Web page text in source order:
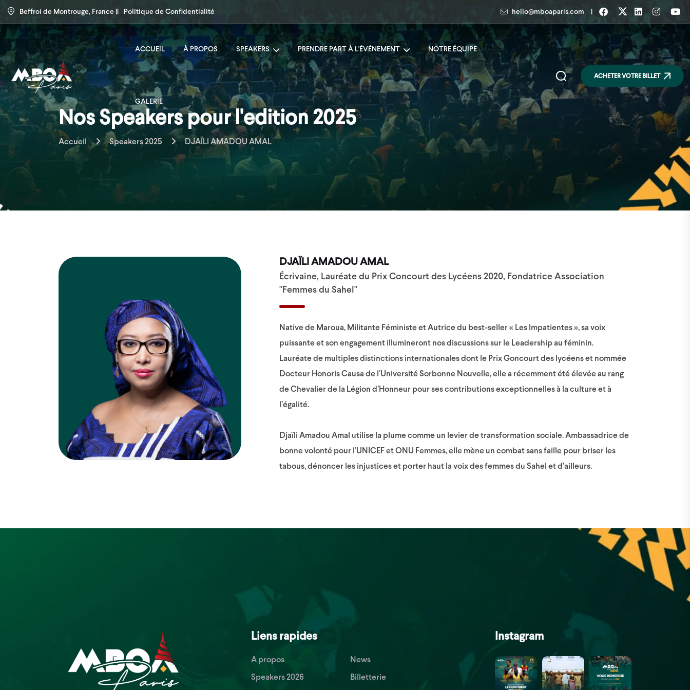
Beffroi de Montrouge, France || Politique de Confidentialité hello@mboaparis.com
ACCUEIL À PROPOS SPEAKERS PRENDRE PART À L'ÉVÉNEMENT NOTRE ÉQUIPE
GALERIE
ACHETER VOTRE BILLET
Nos Speakers pour l'edition 2025
Accueil Speakers 2025 DJAÏLI AMADOU AMAL
DJAÏLI AMADOU AMAL
Écrivaine, Lauréate du Prix Concourt des Lycéens 2020, Fondatrice Association
"Femmes du Sahel"
Native de Maroua, Militante Féministe et Autrice du best-seller « Les Impatientes », sa voix
puissante et son engagement illumineront nos discussions sur le Leadership au féminin.
Lauréate de multiples distinctions internationales dont le Prix Goncourt des lycéens et nommée
Docteur Honoris Causa de l’Université Sorbonne Nouvelle, elle a récemment été élevée au rang
de Chevalier de la Légion d’Honneur pour ses contributions exceptionnelles à la culture et à
l’égalité.
Djaïli Amadou Amal utilise la plume comme un levier de transformation sociale. Ambassadrice de
bonne volonté pour l’UNICEF et ONU Femmes, elle mène un combat sans faille pour briser les
tabous, dénoncer les injustices et porter haut la voix des femmes du Sahel et d’ailleurs.
Liens rapides
A propos
Speakers 2026
News
Billetterie
Instagram